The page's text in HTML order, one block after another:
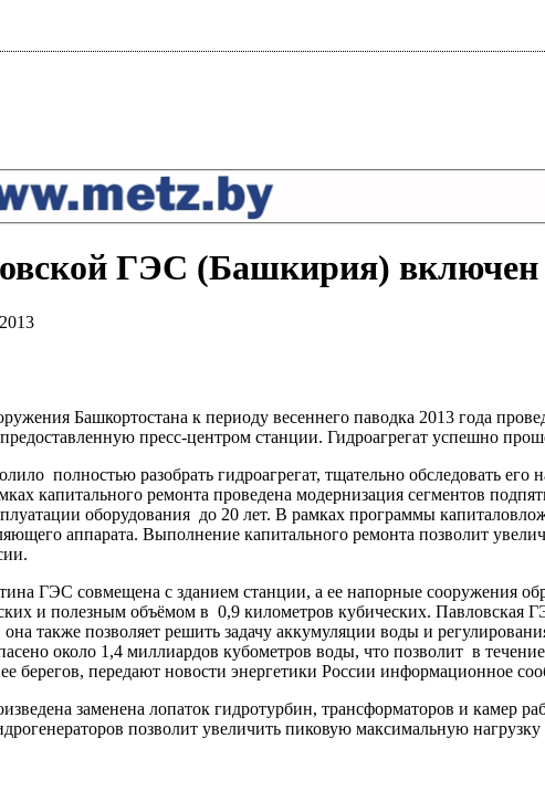
ГЭС (Башкирия) включен
Башкортостана к периоду весеннего паводка 2013 года
пресс-центром станции. Гидроагрегат успешно
полностью разобрать гидроагрегат, тщательно обследовать
капитального ремонта проведена модернизация сегментов
оборудования до 20 лет. В рамках программы
аппарата. Выполнение капитального ремонта позволит
ГЭС совмещена с зданием станции, а ее напорные сооружения
и полезным объёмом в 0,9 километров кубических. Павловская
также позволяет решить задачу аккумуляции воды и
около 1,4 миллиардов кубометров воды, что позволит в
берегов, передают новости энергетики России информационное
заменена лопаток гидротурбин, трансформаторов и камер
позволит увеличить пиковую максимальную